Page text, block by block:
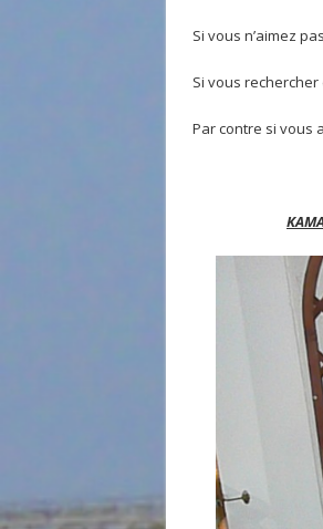
Si vous n’aimez
Si vous
Par contre si vous